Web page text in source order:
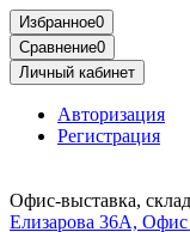
Избранное0
Сравнение0
Личный кабинет
Авторизация
Регистрация
Офис-выставка,
Елизарова 36А, Офис